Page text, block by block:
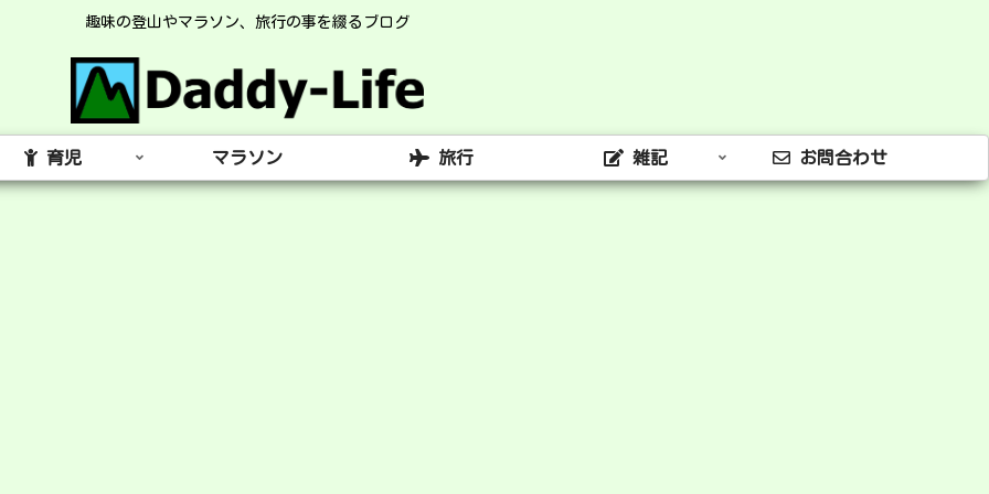
趣味の登山やマラソン、旅行の事を綴るブログ
育児 マラソン 旅行 雑記 お問合わせ